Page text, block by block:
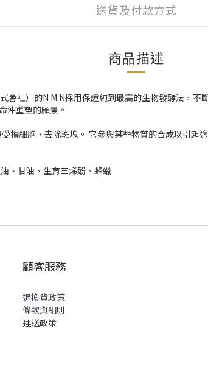
送貨及付款方式
商品描述
會社）的N M N採用保證純到最高的生物發酵法，
沖重塑的願景。
損細胞，去除斑塊。 它參與某些物質的合成以引
、甘油、生育三烯酚、蜂蠟
顧客服務
退換貨政策
條款與細則
運送政策